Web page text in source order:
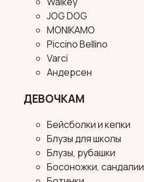
JOG DOG
MONIKAMO
Piccino Bellino
Varci
Андерсен
ДЕВОЧКАМ
Бейсболки и кепки
Блузы для школы
Блузы, рубашки
Босоножки, сандалии